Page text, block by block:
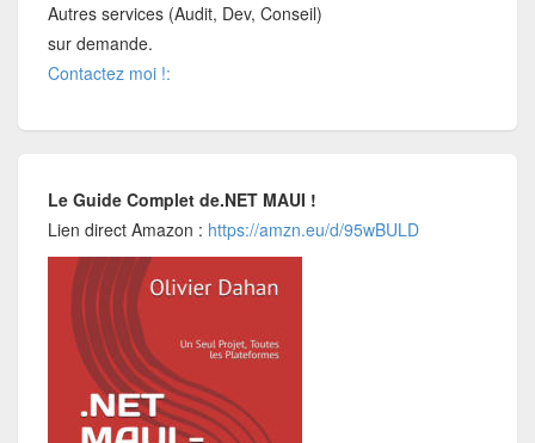
Autres services (Audit, Dev, Conseil)
sur demande.
Contactez moi !:
Le Guide Complet de.NET MAUI !
Lien direct Amazon : https://amzn.eu/d/95wBULD